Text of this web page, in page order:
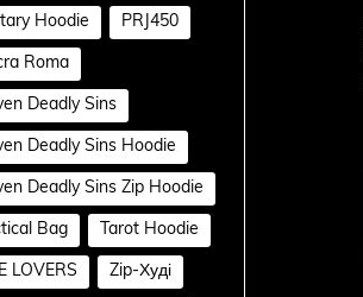
Hoodie PRJ450
Roma
Deadly Sins
Deadly Sins Hoodie
Deadly Sins Zip Hoodie
Bag Tarot Hoodie
LOVERS Zip-Худі